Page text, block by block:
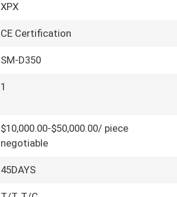
XPX
CE Certification
SM-D350
1
$10,000.00-$50,000.00/ piece
negotiable
45DAYS